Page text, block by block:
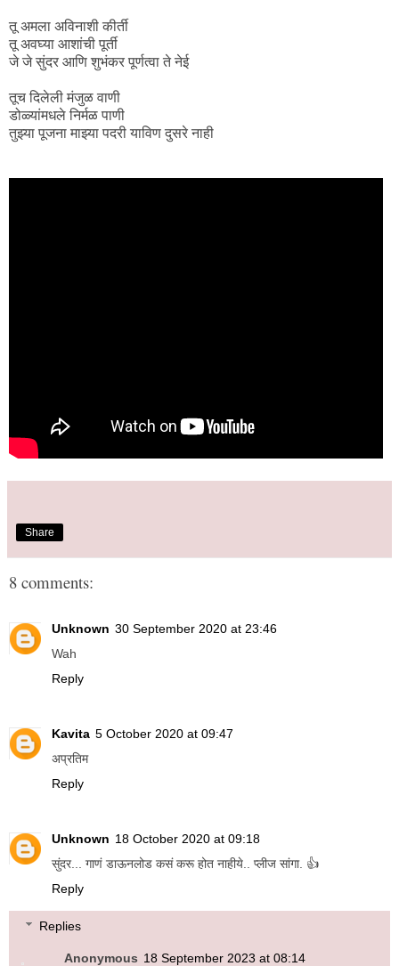
तू अमला अविनाशी कीर्ती
तू अवघ्या आशांची पूर्ती
जे जे सुंदर आणि शुभंकर पूर्णत्वा ते नेई
तूच दिलेली मंजुळ वाणी
डोळ्यांमधले निर्मळ पाणी
तुझ्या पूजना माझ्या पदरी याविण दुसरे नाही
Share
8 comments:
Unknown 30 September 2020 at 23:46
Wah
Reply
Kavita 5 October 2020 at 09:47
अप्रतिम
Reply
Unknown 18 October 2020 at 09:18
सुंदर... गाणं डाऊनलोड कसं करू होत नाहीये.. प्लीज सांगा. 👍
Reply
Replies
Anonymous 18 September 2023 at 08:14